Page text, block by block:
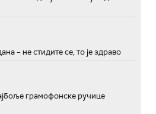
– не стидите се, то је здраво
грамофонске ручице